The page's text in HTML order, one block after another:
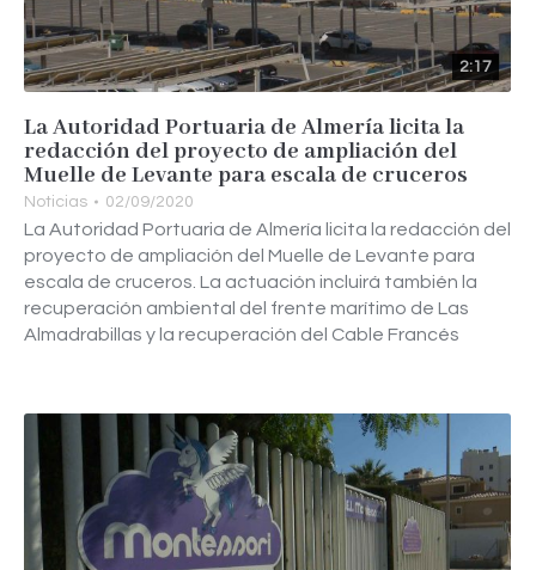
2:17
La Autoridad Portuaria de Almería licita la
redacción del proyecto de ampliación del
Muelle de Levante para escala de cruceros
Noticias 02/09/2020
La Autoridad Portuaria de Almería licita la redacción del
proyecto de ampliación del Muelle de Levante para
escala de cruceros. La actuación incluirá también la
recuperación ambiental del frente marítimo de Las
Almadrabillas y la recuperación del Cable Francés